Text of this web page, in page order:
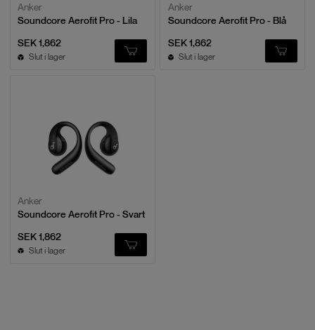
Anker
Soundcore Aerofit Pro - Lila
SEK 1,862
Slut i lager
Anker
Soundcore Aerofit Pro - Blå
SEK 1,862
Slut i lager
Anker
Soundcore Aerofit Pro - Svart
SEK 1,862
Slut i lager